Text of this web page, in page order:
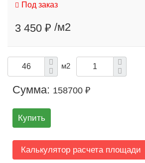
Под заказ
3 450 ₽ /м2
м2
Сумма: 158700 ₽
Купить
Калькулятор расчета площади